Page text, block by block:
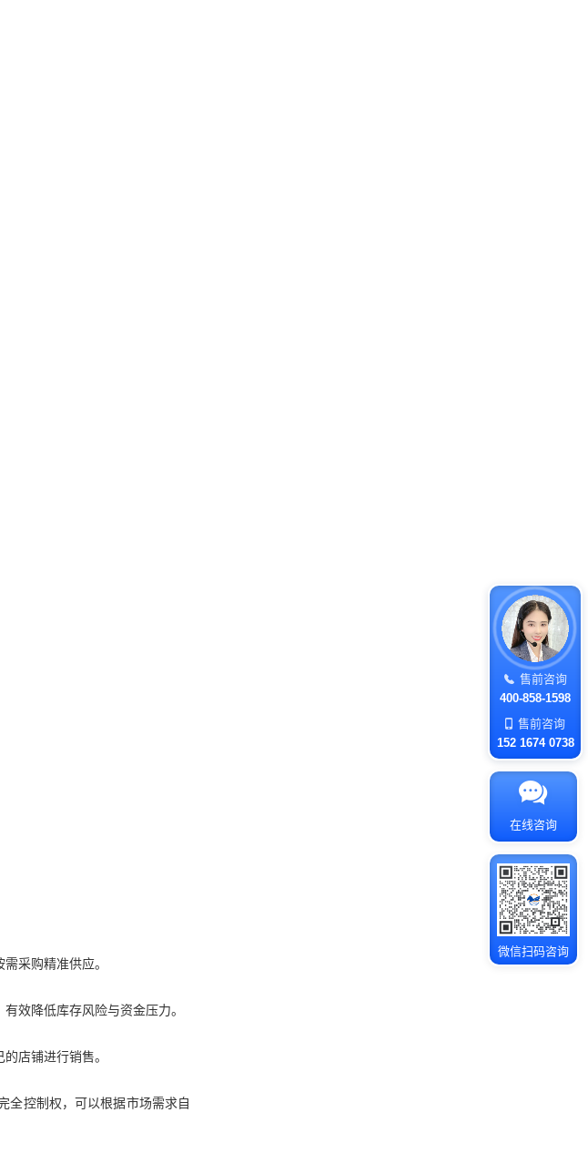
采购精准供应。
效降低库存风险与资金压力。
店铺进行销售。
全控制权，可以根据市场需求自
售前咨询
400-858-1598
售前咨询
152 1674 0738
在线咨询
微信扫码咨询